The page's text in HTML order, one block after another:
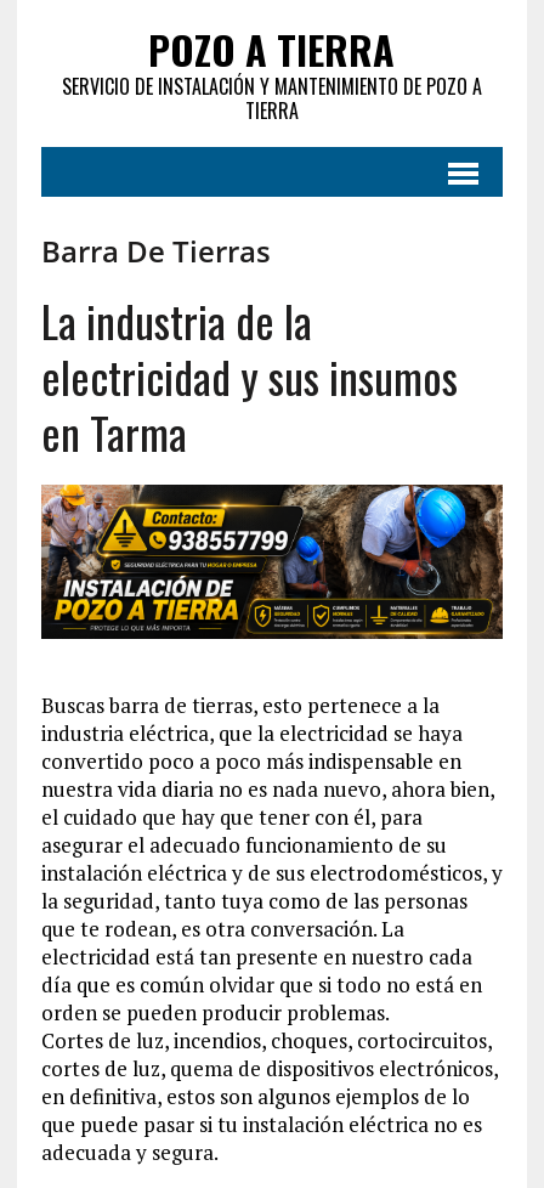
POZO A TIERRA
SERVICIO DE INSTALACIÓN Y MANTENIMIENTO DE POZO A
TIERRA
Barra De Tierras
La industria de la
electricidad y sus insumos
en Tarma
Buscas barra de tierras, esto pertenece a la
industria eléctrica, que la electricidad se haya
convertido poco a poco más indispensable en
nuestra vida diaria no es nada nuevo, ahora bien,
el cuidado que hay que tener con él, para
asegurar el adecuado funcionamiento de su
instalación eléctrica y de sus electrodomésticos, y
la seguridad, tanto tuya como de las personas
que te rodean, es otra conversación. La
electricidad está tan presente en nuestro cada
día que es común olvidar que si todo no está en
orden se pueden producir problemas.
Cortes de luz, incendios, choques, cortocircuitos,
cortes de luz, quema de dispositivos electrónicos,
en definitiva, estos son algunos ejemplos de lo
que puede pasar si tu instalación eléctrica no es
adecuada y segura.